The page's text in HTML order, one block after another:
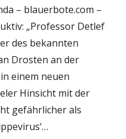
– blauerbote.com –
„Professor Detlef
des bekannten
Drosten an der
einem neuen
Hinsicht mit der
gefährlicher als